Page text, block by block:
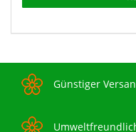
Günstiger